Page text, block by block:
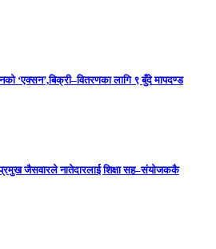
‘एक्सन’,बिक्री–वितरणका लागि ९ बुँदे मापदण्ड
जैसवारले नातेदारलाई शिक्षा सह–संयोजककै